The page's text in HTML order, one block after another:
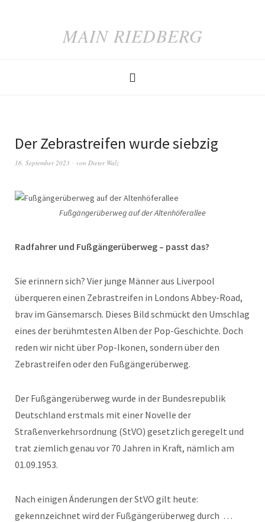
MAIN RIEDBERG
Der Zebrastreifen wurde siebzig
16. September 2023 von Dieter Walz
Fußgängerüberweg auf der Altenhöferallee
Radfahrer und Fußgängerüberweg – passt das?
Sie erinnern sich? Vier junge Männer aus Liverpool
überqueren einen Zebrastreifen in Londons Abbey-Road,
brav im Gänsemarsch. Dieses Bild schmückt den Umschlag
eines der berühmtesten Alben der Pop-Geschichte. Doch
reden wir nicht über Pop-Ikonen, sondern über den
Zebrastreifen oder den Fußgängerüberweg.
Der Fußgängerüberweg wurde in der Bundesrepublik
Deutschland erstmals mit einer Novelle der
Straßenverkehrsordnung (StVO) gesetzlich geregelt und
trat ziemlich genau vor 70 Jahren in Kraft, nämlich am
01.09.1953.
Nach einigen Änderungen der StVO gilt heute:
gekennzeichnet wird der Fußgängerüberweg durch …